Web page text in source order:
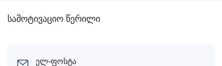
სამოტივაციო წერილი
ელ-ფოსტა